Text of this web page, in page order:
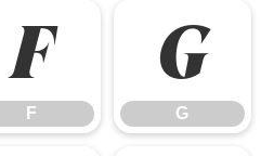
F
F
G
G